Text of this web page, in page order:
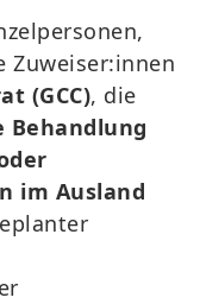
Zuweiser:innen
(GCC), die
im Ausland